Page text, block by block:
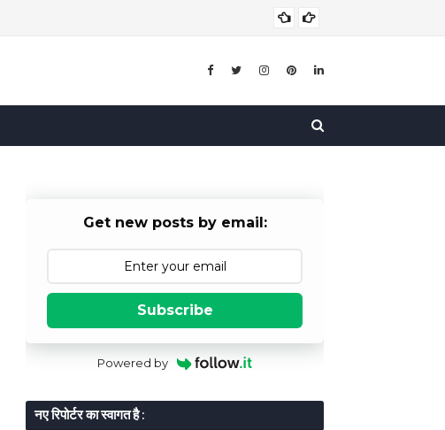
Get new posts by email:
Subscribe
Powered by
नए रिपोर्टर का स्वागत है :